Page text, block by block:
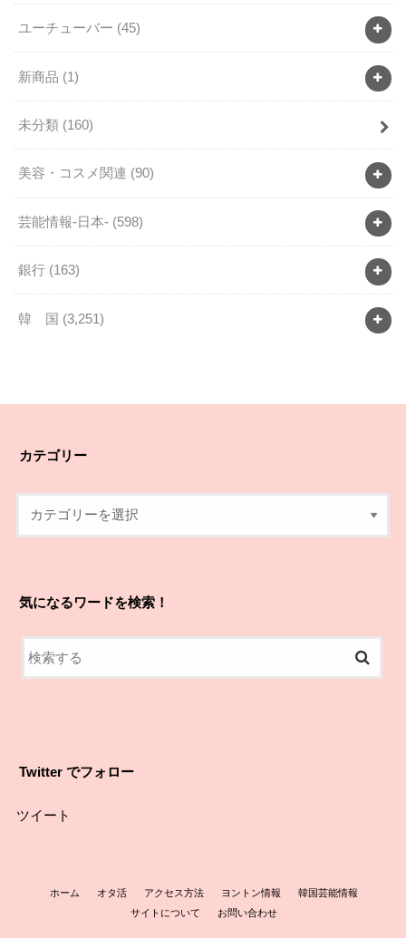
ユーチューバー (45)
新商品 (1)
未分類 (160)
美容・コスメ関連 (90)
芸能情報-日本- (598)
銀行 (163)
韓 国 (3,251)
カテゴリー
気になるワードを検索！
Twitter でフォロー
ツイート
ホーム オタ活 アクセス方法 ヨントン情報
韓国芸能情報
サイトについて
お問い合わせ